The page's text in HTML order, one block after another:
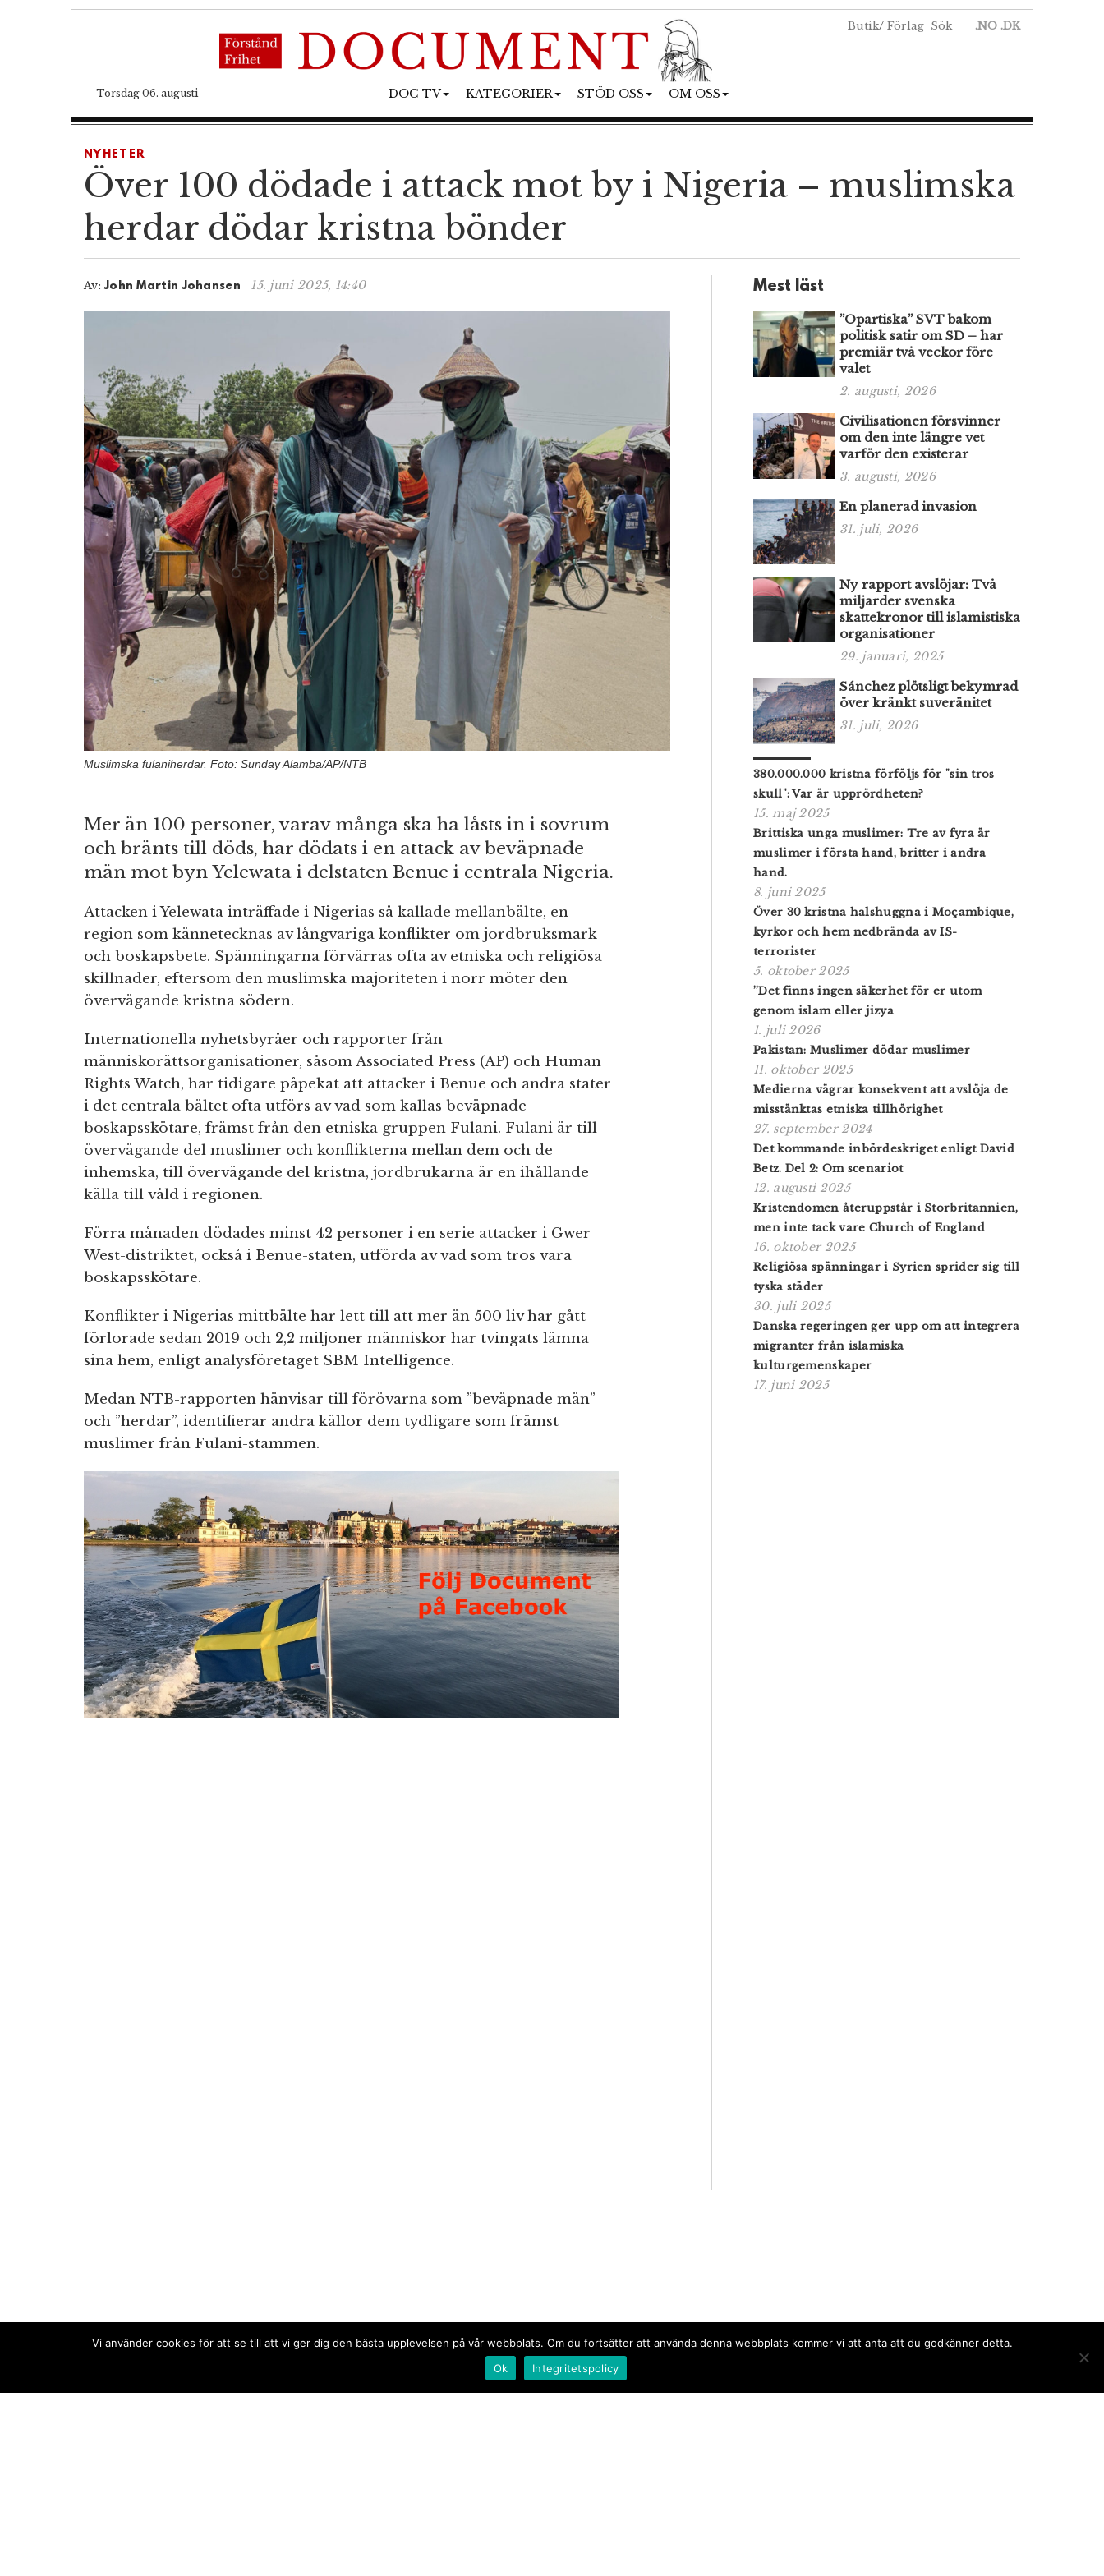
Butik/ Förlag Sök .NO .DK
Torsdag 06. augusti DOC-TV KATEGORIER STÖD OSS OM OSS
NYHETER
Över 100 dödade i attack mot by i Nigeria – muslimska
herdar dödar kristna bönder
Av: John Martin Johansen 15. juni 2025, 14:40
Muslimska fulaniherdar. Foto: Sunday Alamba/AP/NTB
Mer än 100 personer, varav många ska ha låsts in i sovrum
och bränts till döds, har dödats i en attack av beväpnade
män mot byn Yelewata i delstaten Benue i centrala Nigeria.
Attacken i Yelewata inträffade i Nigerias så kallade mellanbälte, en
region som kännetecknas av långvariga konflikter om jordbruksmark
och boskapsbete. Spänningarna förvärras ofta av etniska och religiösa
skillnader, eftersom den muslimska majoriteten i norr möter den
övervägande kristna södern.
Internationella nyhetsbyråer och rapporter från
människorättsorganisationer, såsom Associated Press (AP) och Human
Rights Watch, har tidigare påpekat att attacker i Benue och andra stater
i det centrala bältet ofta utförs av vad som kallas beväpnade
boskapsskötare, främst från den etniska gruppen Fulani. Fulani är till
övervägande del muslimer och konflikterna mellan dem och de
inhemska, till övervägande del kristna, jordbrukarna är en ihållande
källa till våld i regionen.
Förra månaden dödades minst 42 personer i en serie attacker i Gwer
West-distriktet, också i Benue-staten, utförda av vad som tros vara
boskapsskötare.
Konflikter i Nigerias mittbälte har lett till att mer än 500 liv har gått
förlorade sedan 2019 och 2,2 miljoner människor har tvingats lämna
sina hem, enligt analysföretaget SBM Intelligence.
Medan NTB-rapporten hänvisar till förövarna som ”beväpnade män”
och ”herdar”, identifierar andra källor dem tydligare som främst
muslimer från Fulani-stammen.
Mest läst
”Opartiska” SVT bakom
politisk satir om SD – har
premiär två veckor före
valet
2. augusti, 2026
Civilisationen försvinner
om den inte längre vet
varför den existerar
3. augusti, 2026
En planerad invasion
31. juli, 2026
Ny rapport avslöjar: Två
miljarder svenska
skattekronor till islamistiska
organisationer
29. januari, 2025
Sánchez plötsligt bekymrad
över kränkt suveränitet
31. juli, 2026
380.000.000 kristna förföljs för "sin tros
skull": Var är upprördheten?
15. maj 2025
Brittiska unga muslimer: Tre av fyra är
muslimer i första hand, britter i andra
hand.
8. juni 2025
Över 30 kristna halshuggna i Moçambique,
kyrkor och hem nedbrända av IS-
terrorister
5. oktober 2025
”Det finns ingen säkerhet för er utom
genom islam eller jizya
1. juli 2026
Pakistan: Muslimer dödar muslimer
11. oktober 2025
Medierna vägrar konsekvent att avslöja de
misstänktas etniska tillhörighet
27. september 2024
Det kommande inbördeskriget enligt David
Betz. Del 2: Om scenariot
12. augusti 2025
Kristendomen återuppstår i Storbritannien,
men inte tack vare Church of England
16. oktober 2025
Religiösa spänningar i Syrien sprider sig till
tyska städer
30. juli 2025
Danska regeringen ger upp om att integrera
migranter från islamiska
kulturgemenskaper
17. juni 2025
Vi använder cookies för att se till att vi ger dig den bästa upplevelsen på vår webbplats. Om du fortsätter att använda denna webbplats kommer vi att anta att du godkänner detta.
Ok
Integritetspolicy